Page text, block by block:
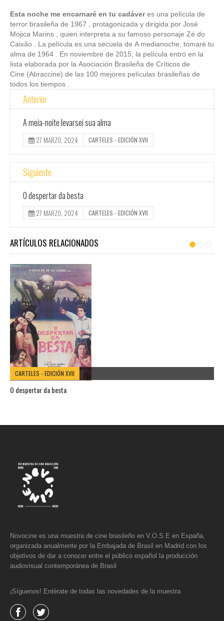
Esta noche me encarnaré en tu cadáveres una película de
terror brasileña de 1967 , protagonizada y dirigida por José
Mojica Marins , quien interpreta a su famoso personaje Zé do
Caixão . La película es una secuela de A medianoche, tomaré tu
alma de 1964 . En noviembre de 2015, la película entró en la
lista elaborada por la Asociación Brasileña de Críticos de
Cine (Abraccine) de las 100 mejores películas brasileñas de
todos los tiempos .
Anterior
A meia-noite levarsei sua alma
27 MARZO, 2024 CARTELES - EDICIÓN XVII
Siguiente
O despertar da besta
27 MARZO, 2024 CARTELES - EDICIÓN XVII
ARTÍCULOS RELACIONADOS
CARTELES - EDICIÓN XVII
O despertar da besta
Novocine es una muestra de cine brasileño en V.O.S.E en España,
organizada anualmente por la Embajada de Brasil en Madrid con los
objetivos de dar a conocer entre el público español la producción
audiovisual contemporánea de Brasil
¡Síguenos! Entérate de todas las novedades de la muestra